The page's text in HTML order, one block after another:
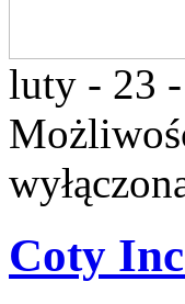
luty - 23
Coty